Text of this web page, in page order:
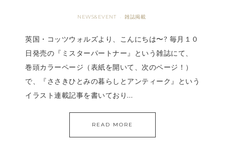
NEWS&EVENT · 雑誌掲載
英国・コッツウォルズより、こんにちは〜? 毎月１０
日発売の『ミスターパートナー』という雑誌にて、
巻頭カラーページ（表紙を開いて、次のページ！）
で、『ささきひとみの暮らしとアンティーク』という
イラスト連載記事を書いており…
READ MORE